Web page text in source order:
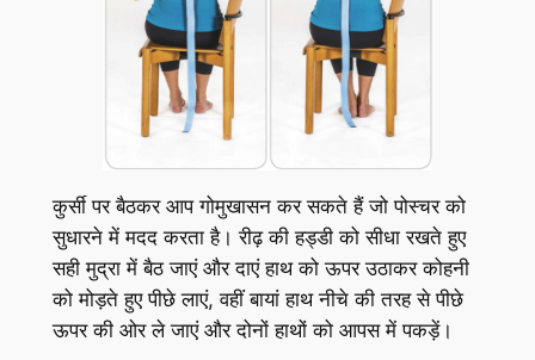
कुर्सी पर बैठकर आप गोमुखासन कर सकते हैं जो पोस्चर को
सुधारने में मदद करता है। रीढ़ की हड्डी को सीधा रखते हुए
सही मुद्रा में बैठ जाएं और दाएं हाथ को ऊपर उठाकर कोहनी
को मोड़ते हुए पीछे लाएं, वहीं बायां हाथ नीचे की तरह से पीछे
ऊपर की ओर ले जाएं और दोनों हाथों को आपस में पकड़ें।